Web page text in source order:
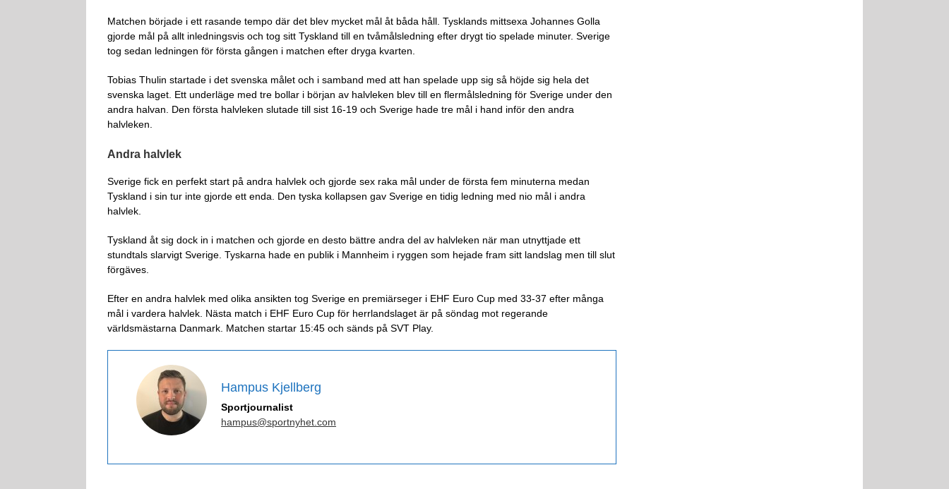
Matchen började i ett rasande tempo där det blev mycket mål åt båda håll. Tysklands mittsexa Johannes Golla
gjorde mål på allt inledningsvis och tog sitt Tyskland till en tvåmålsledning efter drygt tio spelade minuter. Sverige
tog sedan ledningen för första gången i matchen efter dryga kvarten.
Tobias Thulin startade i det svenska målet och i samband med att han spelade upp sig så höjde sig hela det
svenska laget. Ett underläge med tre bollar i början av halvleken blev till en flermålsledning för Sverige under den
andra halvan. Den första halvleken slutade till sist 16-19 och Sverige hade tre mål i hand inför den andra
halvleken.
Andra halvlek
Sverige fick en perfekt start på andra halvlek och gjorde sex raka mål under de första fem minuterna medan
Tyskland i sin tur inte gjorde ett enda. Den tyska kollapsen gav Sverige en tidig ledning med nio mål i andra
halvlek.
Tyskland åt sig dock in i matchen och gjorde en desto bättre andra del av halvleken när man utnyttjade ett
stundtals slarvigt Sverige. Tyskarna hade en publik i Mannheim i ryggen som hejade fram sitt landslag men till slut
förgäves.
Efter en andra halvlek med olika ansikten tog Sverige en premiärseger i EHF Euro Cup med 33-37 efter många
mål i vardera halvlek. Nästa match i EHF Euro Cup för herrlandslaget är på söndag mot regerande
världsmästarna Danmark. Matchen startar 15:45 och sänds på SVT Play.
Hampus Kjellberg
Sportjournalist
hampus@sportnyhet.com